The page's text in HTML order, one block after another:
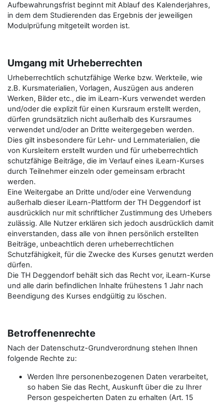
Aufbewahrungsfrist beginnt mit Ablauf des Kalenderjahres,
in dem dem Studierenden das Ergebnis der jeweiligen
Modulprüfung mitgeteilt worden ist.
Umgang mit Urheberrechten
Urheberrechtlich schutzfähige Werke bzw. Werkteile, wie
z.B. Kursmaterialien, Vorlagen, Auszügen aus anderen
Werken, Bilder etc., die im iLearn-Kurs verwendet werden
und/oder die explizit für einen Kursraum erstellt werden,
dürfen grundsätzlich nicht außerhalb des Kursraumes
verwendet und/oder an Dritte weitergegeben werden.
Dies gilt insbesondere für Lehr- und Lernmaterialien, die
von Kursleitern erstellt wurden und für urheberrechtlich
schutzfähige Beiträge, die im Verlauf eines iLearn-Kurses
durch Teilnehmer einzeln oder gemeinsam erbracht
werden.
Eine Weitergabe an Dritte und/oder eine Verwendung
außerhalb dieser iLearn-Plattform der TH Deggendorf ist
ausdrücklich nur mit schriftlicher Zustimmung des Urhebers
zulässig. Alle Nutzer erklären sich jedoch ausdrücklich damit
einverstanden, dass alle von ihnen persönlich erstellten
Beiträge, unbeachtlich deren urheberrechtlichen
Schutzfähigkeit, für die Zwecke des Kurses genutzt werden
dürfen.
Die TH Deggendorf behält sich das Recht vor, iLearn-Kurse
und alle darin befindlichen Inhalte frühestens 1 Jahr nach
Beendigung des Kurses endgültig zu löschen.
Betroffenenrechte
Nach der Datenschutz-Grundverordnung stehen Ihnen
folgende Rechte zu:
Werden Ihre personenbezogenen Daten verarbeitet,
so haben Sie das Recht, Auskunft über die zu Ihrer
Person gespeicherten Daten zu erhalten (Art. 15